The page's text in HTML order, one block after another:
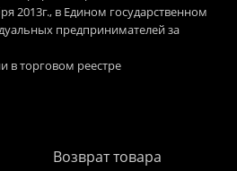
2013г., в Едином государственном
предпринимателей за
в торговом реестре
Возврат товара